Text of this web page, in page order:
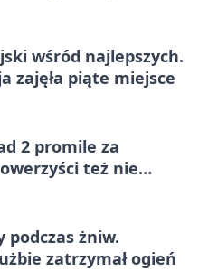
wśród najlepszych.
zajęła piąte miejsce
2 promile za
też nie
podczas żniw.
zatrzymał ogień